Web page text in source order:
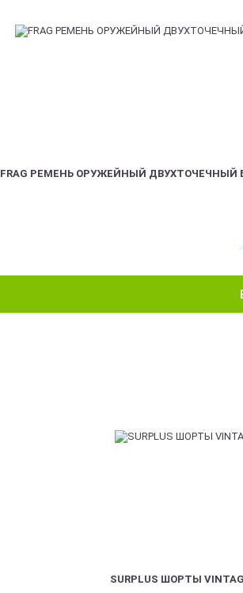
FRAG РЕМЕНЬ ОРУЖЕЙНЫЙ ДВУХТОЧЕЧНЫЙ
SURPLUS ШОРТЫ